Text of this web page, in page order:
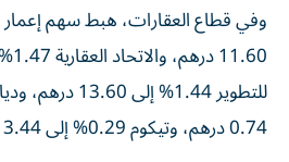
0.74 درهم، وتيكوم 0.29% إلى 3.44 درهم.